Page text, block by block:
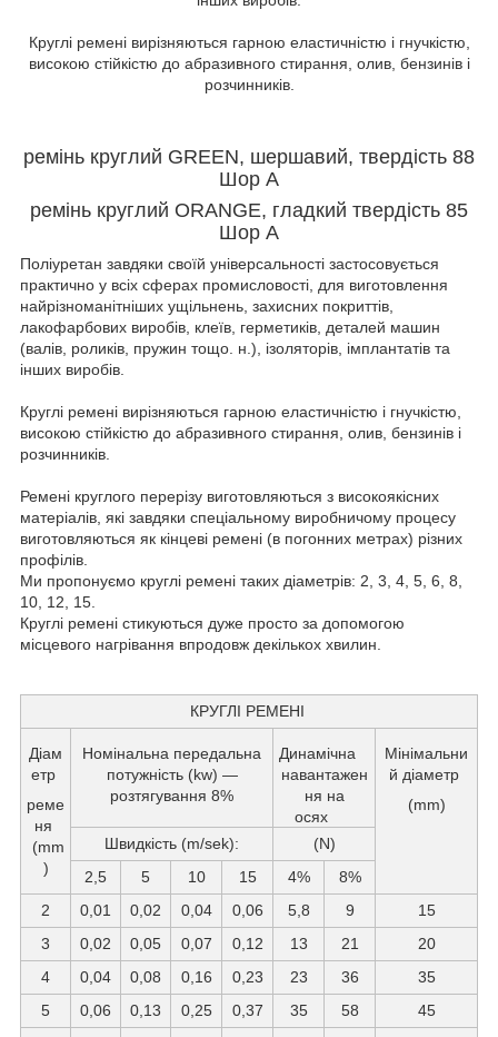
Круглі ремені вирізняються гарною еластичністю і гнучкістю,
високою стійкістю до абразивного стирання, олив, бензинів і
розчинників.
ремінь круглий GREEN, шершавий, твердість 88
Шор А
ремінь круглий ORANGE, гладкий твердість 85
Шор А
Поліуретан завдяки своїй універсальності застосовується
практично у всіх сферах промисловості, для виготовлення
найрізноманітніших ущільнень, захисних покриттів,
лакофарбових виробів, клеїв, герметиків, деталей машин
(валів, роликів, пружин тощо. н.), ізоляторів, імплантатів та
інших виробів.
Круглі ремені вирізняються гарною еластичністю і гнучкістю,
високою стійкістю до абразивного стирання, олив, бензинів і
розчинників.
Ремені круглого перерізу виготовляються з високоякісних
матеріалів, які завдяки спеціальному виробничому процесу
виготовляються як кінцеві ремені (в погонних метрах) різних
профілів.
Ми пропонуємо круглі ремені таких діаметрів: 2, 3, 4, 5, 6, 8,
10, 12, 15.
Круглі ремені стикуються дуже просто за допомогою
місцевого нагрівання впродовж декількох хвилин.
КРУГЛІ РЕМЕНІ
Діам
етр
реме
ня
(mm
)
Номінальна передальна
потужність (kw) —
розтягування 8%
Динамічна
навантажен
ня на
осях
Мінімальни
й діаметр
(mm)
Швидкість (m/sek):
(N)
2,5
5 10 15 4%
8%
2
0,01 0,02 0,04 0,06 5,8 9
15
3
0,02 0,05 0,07 0,12 13 21
20
4
0,04 0,08 0,16 0,23 23 36
35
5
0,06 0,13 0,25 0,37 35 58
45